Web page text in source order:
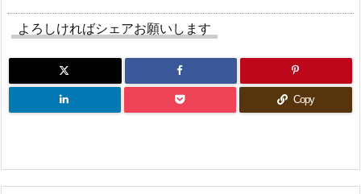
よろしければシェアお願いします
Copy